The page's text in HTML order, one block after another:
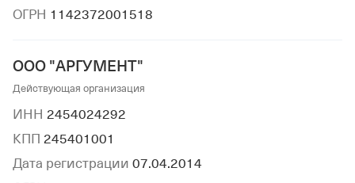
ОГРН 1142372001518
ООО "АРГУМЕНТ"
Действующая организация
ИНН 2454024292
КПП 245401001
Дата регистрации 07.04.2014